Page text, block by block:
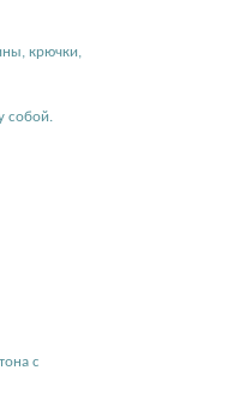
крючки,
собой.
с